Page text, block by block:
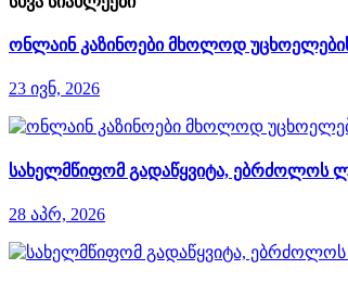
ონლაინ კაზინოები მხოლოდ
23 ივნ, 2026
სახელმწიფომ გადაწყვიტა, ებრძოლოს
28 აპრ, 2026